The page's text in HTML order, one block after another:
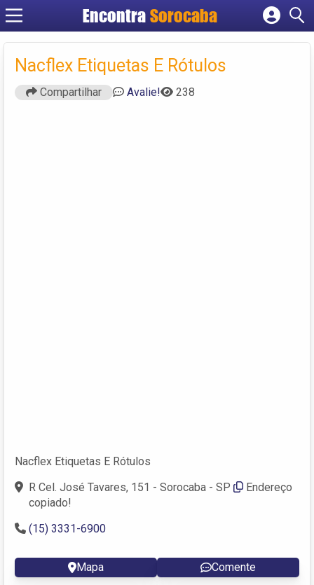
EncontraSorocaba
Cadastrar empresa
Criar conta
Nacflex Etiquetas E Rótulos
Compartilhar Avalie! 238
Nacflex Etiquetas E Rótulos
R Cel. José Tavares, 151 - Sorocaba - SP
Endereço
copiado!
(15) 3331-6900
Mapa Comente